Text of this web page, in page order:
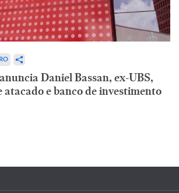
Daniel Bassan, ex-UBS,
atacado e banco de investimento